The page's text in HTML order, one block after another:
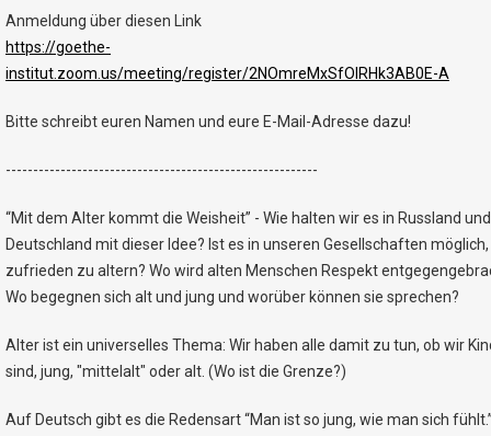
Anmeldung über diesen Link
https://goethe-
institut.zoom.us/meeting/register/2NOmreMxSfOlRHk3AB0E-A
Bitte schreibt euren Namen und eure E-Mail-Adresse dazu!
---------------------------------------------------------
“Mit dem Alter kommt die Weisheit” - Wie halten wir es in Russland und
Deutschland mit dieser Idee? Ist es in unseren Gesellschaften möglich,
zufrieden zu altern? Wo wird alten Menschen Respekt
Wo begegnen sich alt und jung und worüber können sie sprechen?
Alter ist ein universelles Thema: Wir haben alle damit zu tun, ob wir
sind, jung, "mittelalt" oder alt. (Wo ist die Grenze?)
Auf Deutsch gibt es die Redensart “Man ist so jung, wie man sich